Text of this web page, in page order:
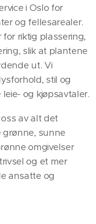
i Oslo for
og fellesarealer.
riktig plassering,
slik at plantene
ut. Vi
stil og
og kjøpsavtaler.
av alt det
grønne, sunne
omgivelser
og et mer
ansatte og